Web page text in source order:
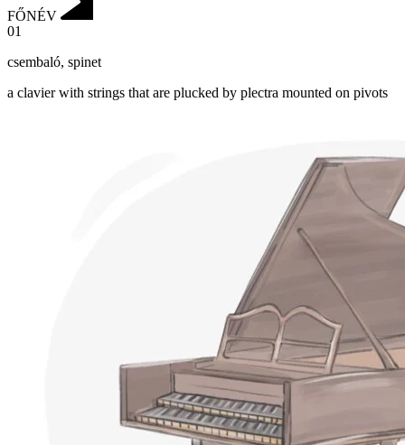
FŐNÉV
01
csembaló, spinet
a clavier with strings that are plucked by plectra mounted on pivots